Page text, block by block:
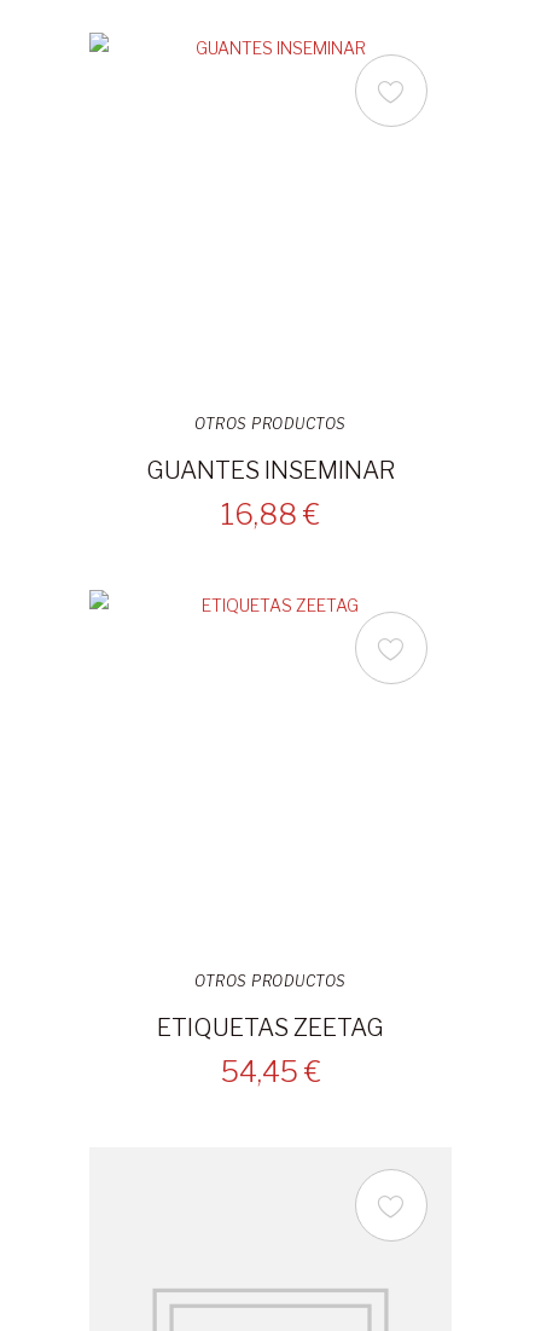
OTROS PRODUCTOS
GUANTES INSEMINAR
16,88 €
OTROS PRODUCTOS
ETIQUETAS ZEETAG
54,45 €